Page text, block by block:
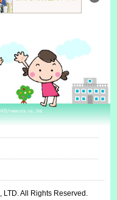
LTD. All Rights Reserved.